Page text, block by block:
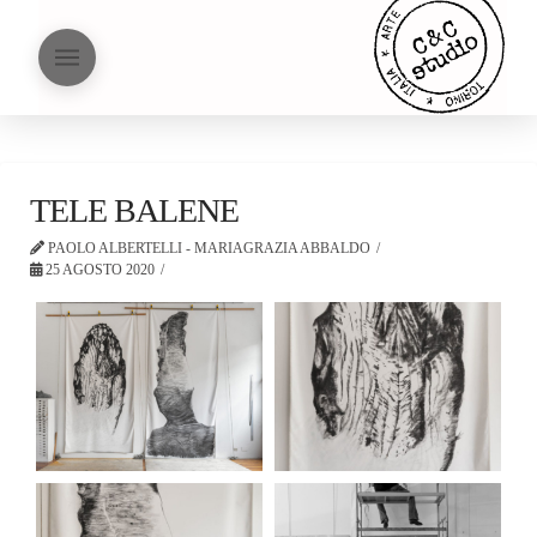
TELE BALENE
PAOLO ALBERTELLI - MARIAGRAZIA ABBALDO
25 AGOSTO 2020